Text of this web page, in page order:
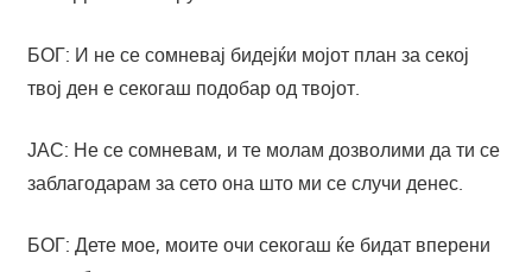
БОГ: И не се сомневај бидејќи мојот план за секој
твој ден е секогаш подобар од твојот.
ЈАС: Не се сомневам, и те молам дозволими да ти се
заблагодарам за сето она што ми се случи денес.
БОГ: Дете мое, моите очи секогаш ќе бидат вперени